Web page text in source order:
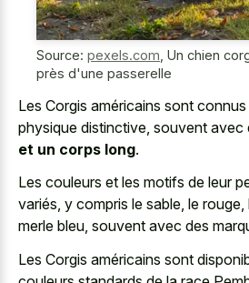
Source: pexels.com Un chien
près d'une passerelle
Les Corgis américains sont
physique distinctive, souvent avec
et un corps long.
Les couleurs et les motifs de leur
variés, y compris le sable, le
merle bleu, souvent avec des
Les Corgis américains sont